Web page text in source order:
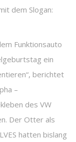
dem Slogan:
Funktionsauto
ein
berichtet
–
des VW
Der Otter als
hatten bislang